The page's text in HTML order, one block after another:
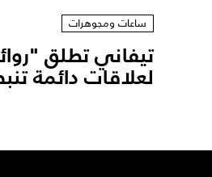
ساعات ومجوهرات
تيفاني تطلق
لعلاقات دائمة